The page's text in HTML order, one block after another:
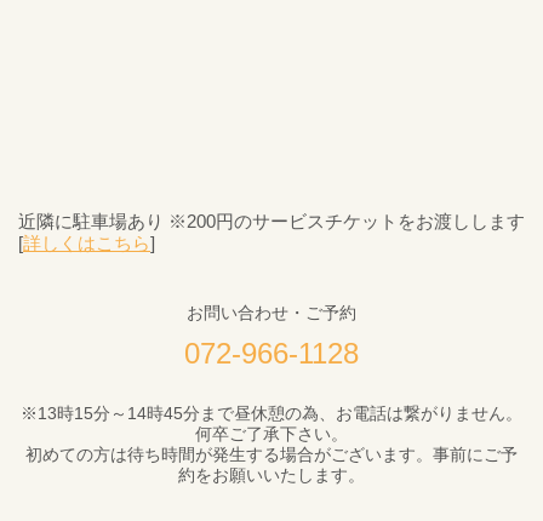
近隣に駐車場あり ※200円のサービスチケットをお渡しします
[詳しくはこちら]
お問い合わせ・ご予約
072-966-1128
※13時15分～14時45分まで昼休憩の為、お電話は繋がりません。
何卒ご了承下さい。
初めての方は待ち時間が発生する場合がございます。事前にご予
約をお願いいたします。